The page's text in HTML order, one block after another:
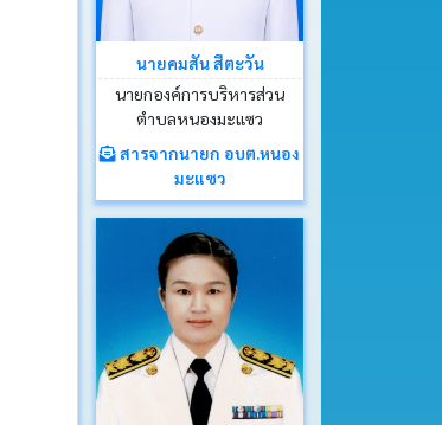
นายคมสัน สีตะวัน
นายกองค์การบริหารส่วน
ตำบลหนองมะแซว
สารจากนายก อบต.หนอง
มะแซว